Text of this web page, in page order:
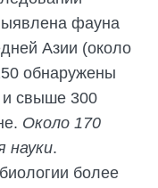
фауна
Азии (около
обнаружены
и свыше 300
Около 170
науки.
более